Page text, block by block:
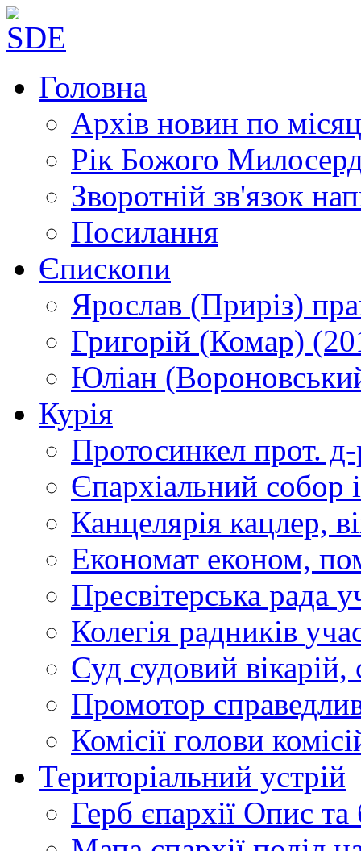
Головна
Архів новин по
Рік Божого
Зворотній зв'язок
Посилання
Єпископи
Ярослав (Приріз)
Григорій (Комар)
Юліан
Курія
Протосинкел прот.
Єпархіальний собор
Канцелярія кацлер,
Економат економ,
Пресвітерська рада
Колегія радників
Суд судовий вікарій,
Промотор
Комісії голови
Територіальний устрій
Герб єпархії Опис та